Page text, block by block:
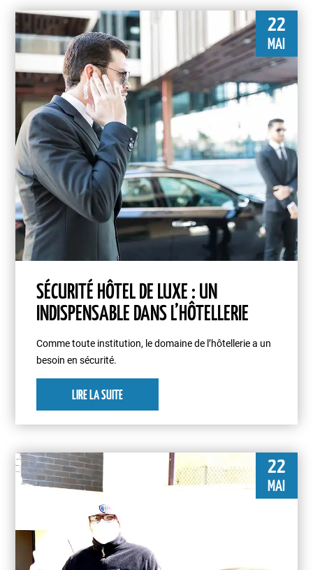
22
MAI
SÉCURITÉ HÔTEL DE LUXE : UN
INDISPENSABLE DANS L’HÔTELLERIE
Comme toute institution, le domaine de l’hôtellerie a un
besoin en sécurité.
LIRE LA SUITE
22
MAI